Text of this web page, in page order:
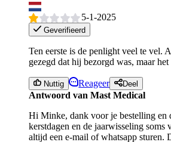
5-1-2025
Geverifieerd
Ten eerste is de penlight veel te vel.
gezegd dat hij bezorgd was, maar
Nuttig Reageer Deel
Antwoord van Mast Medical
Hi Minke, dank voor je bestelling en
kerstdagen en de jaarwisseling
altijd een e-mail of whatsapp sturen.